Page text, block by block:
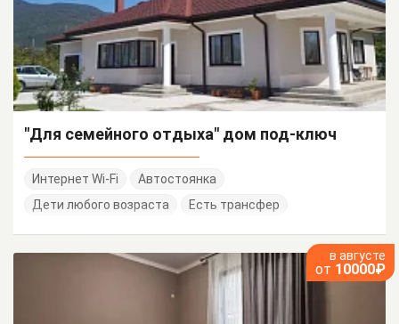
"Для семейного отдыха" дом под-ключ
Интернет Wi-Fi
Автостоянка
Дети любого возраста
Есть трансфер
в августе
от 10000₽